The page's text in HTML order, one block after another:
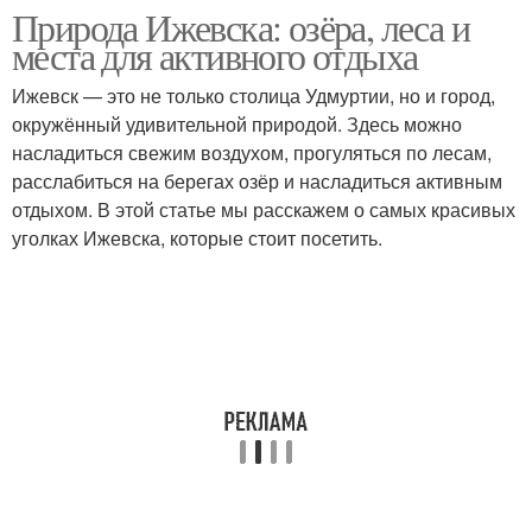
Природа Ижевска: озёра, леса и
места для активного отдыха
Ижевск — это не только столица Удмуртии, но и город,
окружённый удивительной природой. Здесь можно
насладиться свежим воздухом, прогуляться по лесам,
расслабиться на берегах озёр и насладиться активным
отдыхом. В этой статье мы расскажем о самых красивых
уголках Ижевска, которые стоит посетить.